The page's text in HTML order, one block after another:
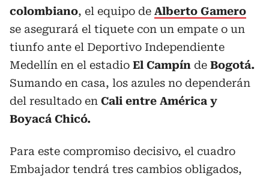
colombiano, el equipo de Alberto Gamero
se asegurará el tiquete con un empate o un
tiunfo ante el Deportivo Independiente
Medellín en el estadio El Campín de Bogotá.
Sumando en casa, los azules no dependerán
del resultado en Cali entre América y
Boyacá Chicó.
Para este compromiso decisivo, el cuadro
Embajador tendrá tres cambios obligados,